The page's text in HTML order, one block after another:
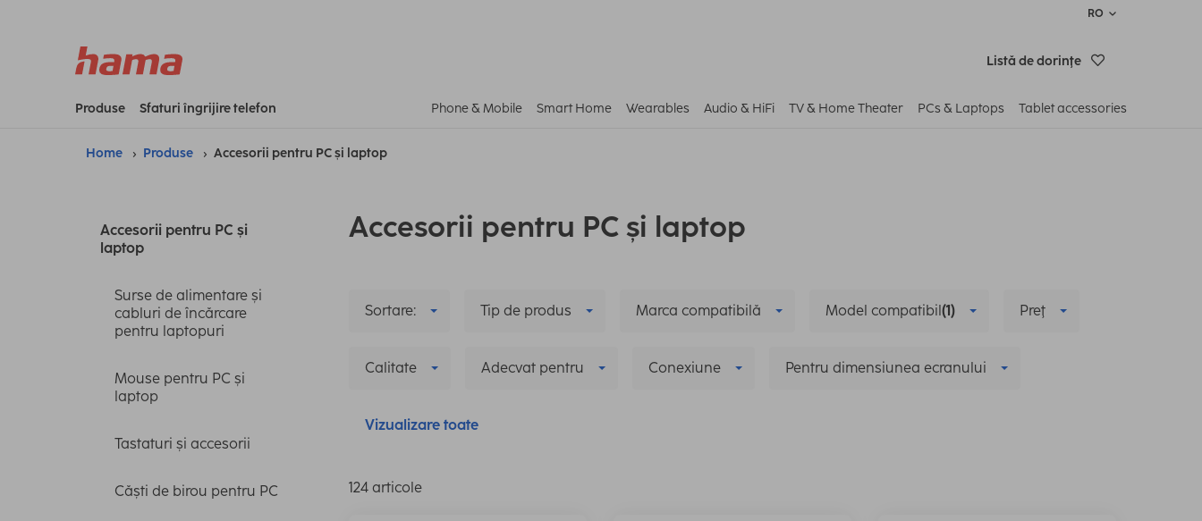
RO
Listă de dorinţe
Produse Sfaturi îngrijire telefon Phone & Mobile Smart Home Wearables Audio & HiFi TV & Home Theater PCs & Laptops Tablet accessories
Home Produse Accesorii pentru PC și laptop
Accesorii pentru PC și
laptop
Surse de alimentare și
cabluri de încărcare
pentru laptopuri
Mouse pentru PC și
laptop
Tastaturi și accesorii
Căști de birou pentru PC
Accesorii pentru PC și laptop
Sortare: Tip de produs Marca compatibilă Model compatibil(1) Preţ
Calitate Adecvat pentru Conexiune Pentru dimensiunea ecranului
Vizualizare toate
124 articole